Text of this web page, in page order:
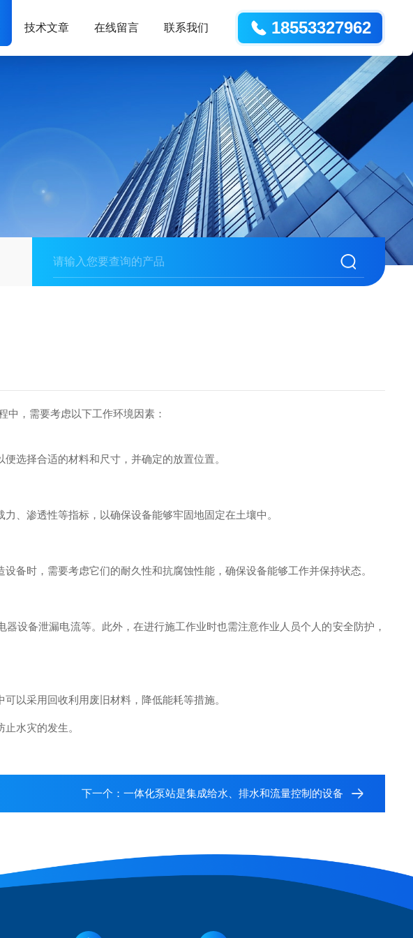
18553327962
技术文章 在线留言 联系我们
中，需要考虑以下工作环境因素：
选择合适的材料和尺寸，并确定的放置位置。
渗透性等指标，以确保设备能够牢固地固定在土壤中。
时，需要考虑它们的耐久性和抗腐蚀性能，确保设备能够工作并保持状态。
备泄漏电流等。此外，在进行施工作业时也需注意作业人员个人的安全防护，
以采用回收利用废旧材料，降低能耗等措施。
水灾的发生。
下一个： 一体化泵站是集成给水、排水和流量控制的设备